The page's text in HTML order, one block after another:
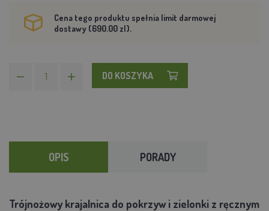
Cena tego produktu spełnia limit darmowej
dostawy (690.00 zl).
DO KOSZYKA
OPIS PORADY
Trójnożowy krajalnica do pokrzyw i zielonki z ręcznym